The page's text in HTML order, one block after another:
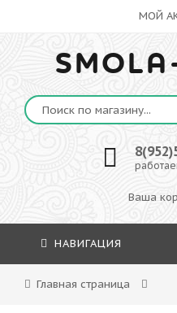
МОЙ
Ваша
НАВИГАЦИЯ
Главная страница